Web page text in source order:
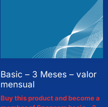
Basic – 3 Meses – valor
mensual
Buy this product and become a